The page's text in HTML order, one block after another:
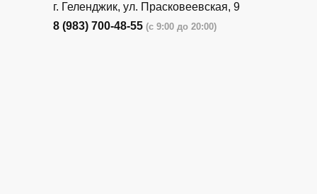
г. Геленджик, ул. Прасковеевская, 9
8 (983) 700-48-55 (с 9:00 до 20:00)